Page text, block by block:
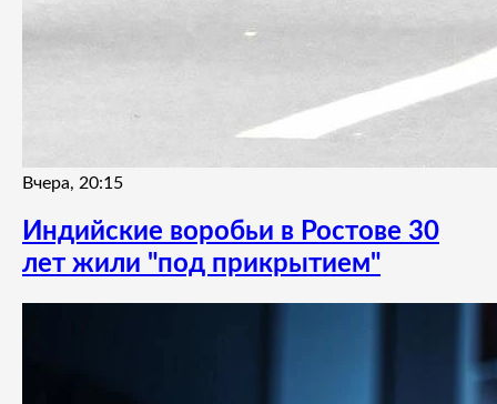
Вчера, 20:15
Индийские воробьи в Ростове 30
лет жили "под прикрытием"